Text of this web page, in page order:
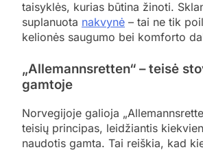
taisyklės, kurias būtina žinoti.
suplanuota nakvynė – tai ne tik
kelionės saugumo bei komforto
„Allemannsretten“ – teisė
gamtoje
Norvegijoje galioja
teisių principas, leidžiantis
naudotis gamta. Tai reiškia, kad